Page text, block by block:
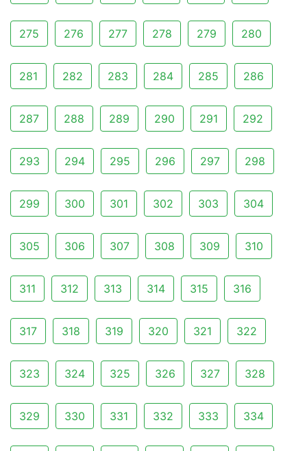
275 276 277 278 279 280
281 282 283 284 285 286
287 288 289 290 291 292
293 294 295 296 297 298
299 300 301 302 303 304
305 306 307 308 309 310
311 312 313 314 315 316
317 318 319 320 321 322
323 324 325 326 327 328
329 330 331 332 333 334